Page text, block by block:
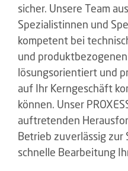
sicher. Unsere Team
Spezialistinnen und
kompetent bei
und
lösungsorientiert und
auf Ihr Kerngeschäft
können. Unser
auftretenden
Betrieb zuverlässig
schnelle Bearbeitung